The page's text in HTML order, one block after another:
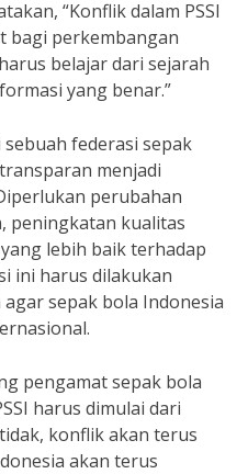
“Konflik dalam PSSI
bagi perkembangan
belajar dari sejarah
yang benar.”
federasi sepak
menjadi
perubahan
peningkatan kualitas
lebih baik terhadap
ini harus dilakukan
sepak bola Indonesia
pengamat sepak bola
harus dimulai dari
konflik akan terus
akan terus